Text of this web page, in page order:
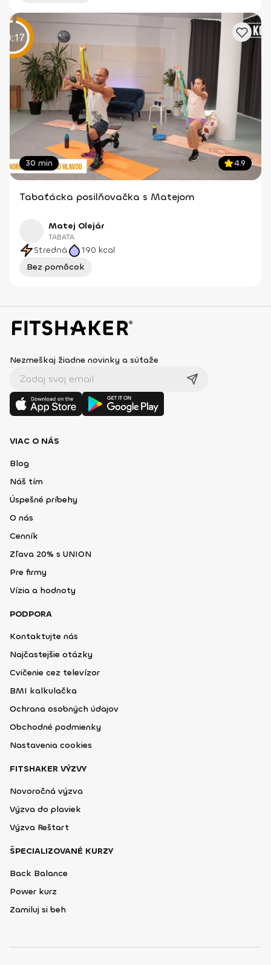
30 min 4.9
Tabaťácka posilňovačka s Matejom
Matej Olejár
TABATA
Stredná 190 kcal
Bez pomôcok
Nezmeškaj žiadne novinky a súťaže
VIAC O NÁS
Blog
Náš tím
Úspešné príbehy
O nás
Cenník
Zľava 20% s UNION
Pre firmy
Vízia a hodnoty
PODPORA
Kontaktujte nás
Najčastejšie otázky
Cvičenie cez televízor
BMI kalkulačka
Ochrana osobných údajov
Obchodné podmienky
Nastavenia cookies
FITSHAKER VÝZVY
Novoročná výzva
Výzva do plaviek
Výzva Reštart
ŠPECIALIZOVANÉ KURZY
Back Balance
Power kurz
Zamiluj si beh